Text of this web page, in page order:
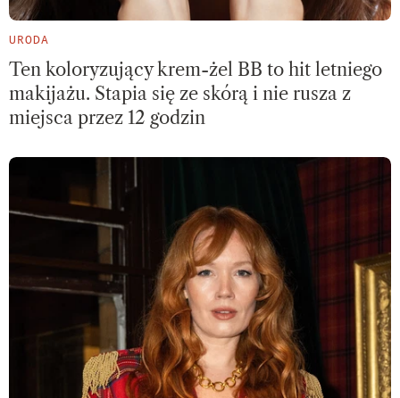
URODA
Ten koloryzujący krem-żel BB to hit letniego
makijażu. Stapia się ze skórą i nie rusza z
miejsca przez 12 godzin